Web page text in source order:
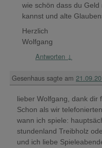
wie schön dass du
kannst und alte
Herzlich
Wolfgang
Antworten ↓
Gesenhaus sagte am
lieber Wolfgang, dank dir
Schon als wir
wann ich spiele:
stundenland Treibholz
und ich liebe